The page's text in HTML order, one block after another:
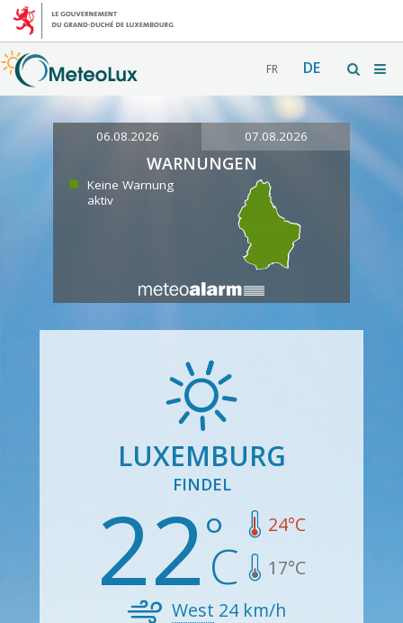
FR DE
06.08.2026 07.08.2026
WARNUNGEN
Keine Warnung
aktiv
LUXEMBURG
FINDEL
22 24°C
17°C
West 24 km/h